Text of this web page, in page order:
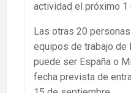
actividad el próximo 1
Las otras 20
equipos de trabajo de
puede ser España o
fecha prevista de